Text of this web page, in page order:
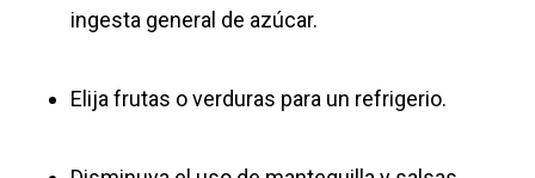
ingesta general de azúcar.
Elija frutas o verduras para un refrigerio.